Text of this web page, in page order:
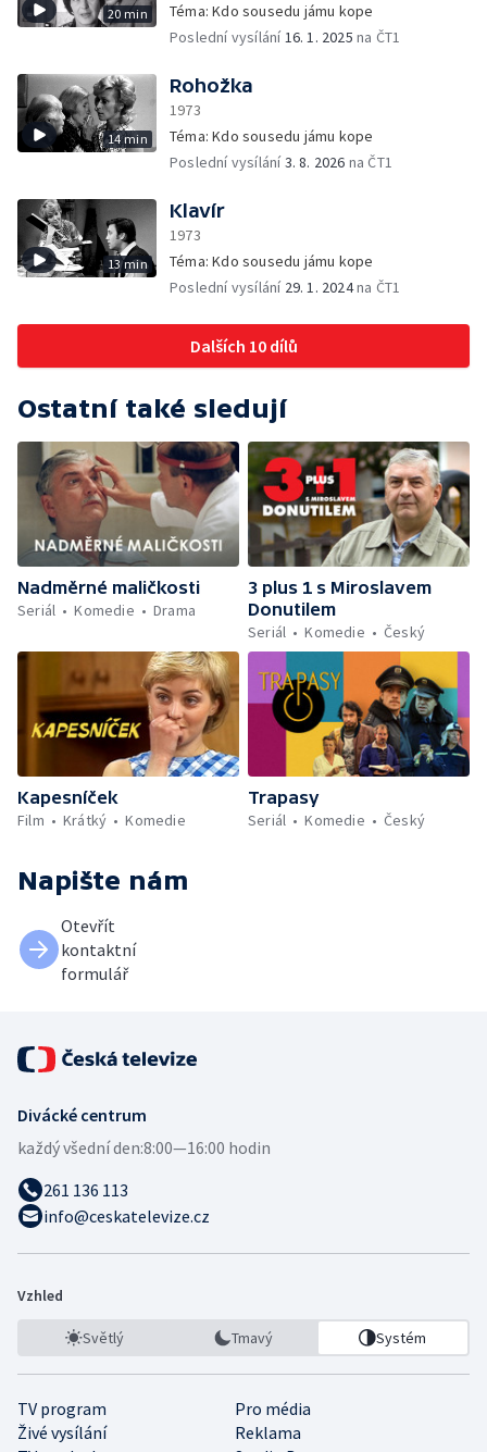
20 min
Téma: Kdo sousedu jámu kope
Poslední vysílání16. 1. 2025 na ČT1
14 min
Rohožka
1973
Téma: Kdo sousedu jámu kope
Poslední vysílání3. 8. 2026 na ČT1
13 min
Klavír
1973
Téma: Kdo sousedu jámu kope
Poslední vysílání 29. 1. 2024na ČT1
Dalších 10 dílů
Ostatní také sledují
Nadměrné maličkosti
Seriál
Komedie Drama
3 plus 1 s Miroslavem
Donutilem
Seriál
Komedie Český
Kapesníček
Film
Krátký Komedie
Trapasy
Seriál
Komedie Český
Napište nám
Otevřít
kontaktní
formulář
Divácké centrum
každý všední den:8:00—16:00 hodin
261 136 113
info@ceskatelevize.cz
Vzhled
Světlý Tmavý Systém
TV program
Pro média
Živé vysílání
Reklama